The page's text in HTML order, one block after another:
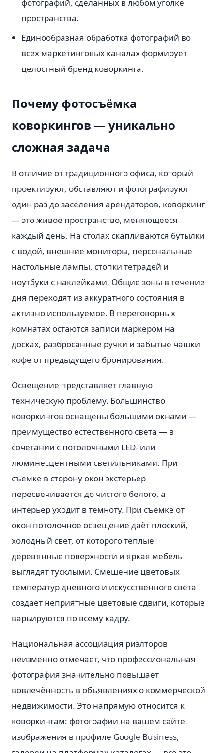
фотографий, сделанных в любом уголке
пространства.
Единообразная обработка фотографий во
всех маркетинговых каналах формирует
целостный бренд коворкинга.
Почему фотосъёмка
коворкингов — уникально
сложная задача
В отличие от традиционного офиса, который
проектируют, обставляют и фотографируют
один раз до заселения арендаторов, коворкинг
— это живое пространство, меняющееся
каждый день. На столах скапливаются бутылки
с водой, внешние мониторы, персональные
настольные лампы, стопки тетрадей и
ноутбуки с наклейками. Общие зоны в течение
дня переходят из аккуратного состояния в
активно используемое. В переговорных
комнатах остаются записи маркером на
досках, разбросанные ручки и забытые чашки
кофе от предыдущего бронирования.
Освещение представляет главную
техническую проблему. Большинство
коворкингов оснащены большими окнами —
преимущество естественного света — в
сочетании с потолочными LED- или
люминесцентными светильниками. При
съёмке в сторону окон экстерьер
пересвечивается до чистого белого, а
интерьер уходит в темноту. При съёмке от
окон потолочное освещение даёт плоский,
холодный свет, от которого тёплые
деревянные поверхности и яркая мебель
выглядят тусклыми. Смешение цветовых
температур дневного и искусственного света
создаёт неприятные цветовые сдвиги, которые
варьируются по всему кадру.
Национальная ассоциация риэлторов
неизменно отмечает, что профессиональная
фотография значительно повышает
вовлечённость в объявлениях о коммерческой
недвижимости. Это напрямую относится к
коворкингам: фотографии на вашем сайте,
изображения в профиле Google Business,